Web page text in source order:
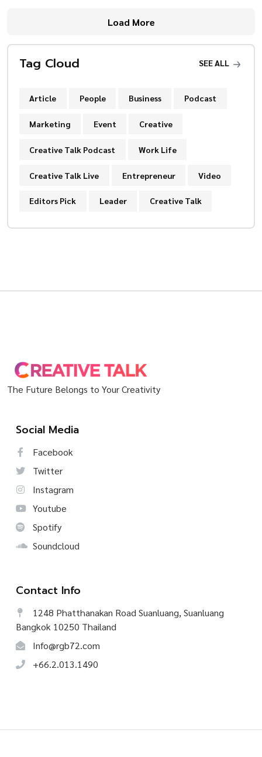
Load More
Tag Cloud SEE ALL
Article People Business Podcast
Marketing Event Creative
Creative Talk Podcast Work Life
Creative Talk Live Entrepreneur Video
Editors Pick Leader Creative Talk
The Future Belongs to Your Creativity
Social Media
Facebook
Twitter
Instagram
Youtube
Spotify
Soundcloud
Contact Info
1248 Phatthanakan Road Suanluang, Suanluang
Bangkok 10250 Thailand
Info@rgb72.com
+66.2.013.1490